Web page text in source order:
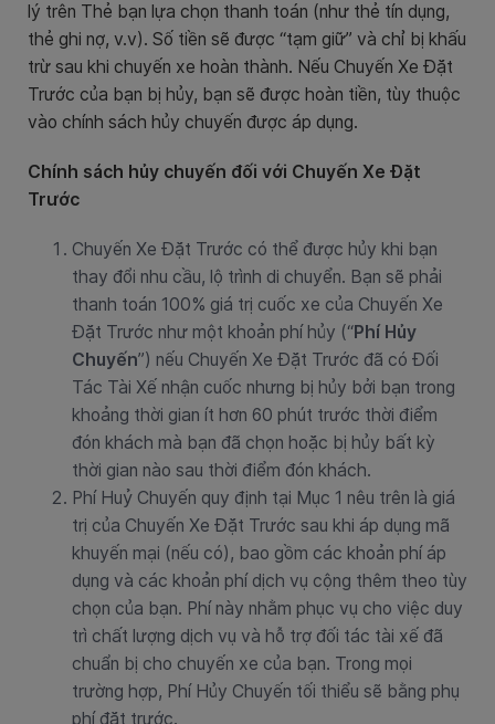
lý trên Thẻ bạn lựa chọn thanh toán (như thẻ tín dụng,
thẻ ghi nợ, v.v). Số tiền sẽ được “tạm giữ” và chỉ bị khấu
trừ sau khi chuyến xe hoàn thành. Nếu Chuyến Xe Đặt
Trước của bạn bị hủy, bạn sẽ được hoàn tiền, tùy thuộc
vào chính sách hủy chuyến được áp dụng.
Chính sách hủy chuyến đối với Chuyến Xe Đặt
Trước
Chuyến Xe Đặt Trước có thể được hủy khi bạn
thay đổi nhu cầu, lộ trình di chuyển. Bạn sẽ phải
thanh toán 100% giá trị cuốc xe của Chuyến Xe
Đặt Trước như một khoản phí hủy (“Phí Hủy
Chuyến”) nếu Chuyến Xe Đặt Trước đã có Đối
Tác Tài Xế nhận cuốc nhưng bị hủy bởi bạn trong
khoảng thời gian ít hơn 60 phút trước thời điểm
đón khách mà bạn đã chọn hoặc bị hủy bất kỳ
thời gian nào sau thời điểm đón khách.
Phí Huỷ Chuyến quy định tại Mục 1 nêu trên là giá
trị của Chuyến Xe Đặt Trước sau khi áp dụng mã
khuyến mại (nếu có), bao gồm các khoản phí áp
dụng và các khoản phí dịch vụ cộng thêm theo tùy
chọn của bạn. Phí này nhằm phục vụ cho việc duy
trì chất lượng dịch vụ và hỗ trợ đối tác tài xế đã
chuẩn bị cho chuyến xe của bạn. Trong mọi
trường hợp, Phí Hủy Chuyến tối thiểu sẽ bằng phụ
phí đặt trước.